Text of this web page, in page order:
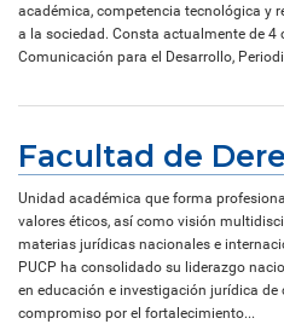
académica, competencia tecnológica y
a la sociedad. Consta actualmente de
Comunicación para el Desarrollo,
Facultad de
Unidad académica que forma
valores éticos, así como visión
materias jurídicas nacionales e
PUCP ha consolidado su liderazgo
en educación e investigación jurídica
compromiso por el fortalecimiento...